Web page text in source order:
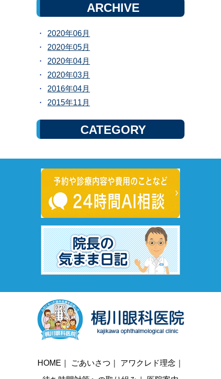
ARCHIVE
2020年06月
2020年05月
2020年04月
2020年03月
2016年04月
2015年11月
CATEGORY
HOME ごあいさつ アワクレド理念